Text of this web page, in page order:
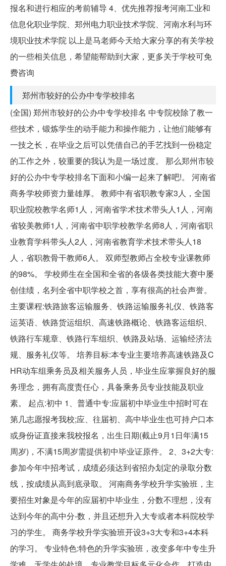
报名和进行相应的考前辅导 4、优先推荐报考河南工业和
信息化职业学院、郑州电力职业技术学院、河南水利与环
境职业技术学院 以上是马老师今天给大家分享的有关学校
的一些相关信息，希望能帮助到大家，更多关于学校可免
费咨询
郑州市较好的公办中专学校排名
(全国) 郑州市较好的公办中专学校排名 中专院校除了教一
些技术，锻炼学生的动手能力和操作能力，让他们能够有
一技之长，在毕业之后可以凭借自己的手艺找到一份稳定
的工作之外，较重要的我认为是一场过度。 那么郑州市较
好的公办中专学校排名下面和小编一起来了解吧!。 河南省
商务学校师资力量雄厚。 教师中有省职教专家3人，全国
职业院校教学名师1人，河南省学术技术带头人1人，河南
省较美教师1人，河南省中职学校教学名师8人，河南省职
业教育学科带头人2人，河南省教育学术技术带头人18
人，省职教骨干教师6人。 双师型教师占全校专业课教师
的98%。 学校师生在全国和全省的各级各类技能大赛中屡
创佳绩，名列全省中职学校之首，享有很高的社会声誉。
主要课程:铁路旅客运输服务、铁路运输服务礼仪、铁路客
运英语、铁路货运组织、高速铁路概论、铁路客运组织、
铁路行车规章、铁路行车组织、铁路及站场、运输经济法
规、服务礼仪等。 培养目标:本专业主要培养高速铁路及C
HR动车组乘务员及相关服务人员，毕业生应掌握良好的服
务理念，拥有高度责任心，具备乘务员专业技能及职业
素。 起点:初中 1、普通中专:应届初中毕业生中招时可在
第几志愿报考我校;应、往届初、高中毕业生也可持户口本
或身份证直接来我校报名，出生日期(截止9月1日年满15
周岁)，不满15周岁需提供初中毕业证原件。 2、3+2大专:
参加今年中招考试，成绩必须达到省招办划定的录取分数
线，按成绩从高到底录取。 河南商务学校升学实验班，主
要招生对象是今年的应届初中毕业生，分数不理想，没有
达到今年的高中分-数，并且还想升入大专或者本科院校学
习的学生。 商务学校升学实验班开设3+3大专和3+4本科
的学习。 专业特色:特色的升学实验班，改变多年中专生升